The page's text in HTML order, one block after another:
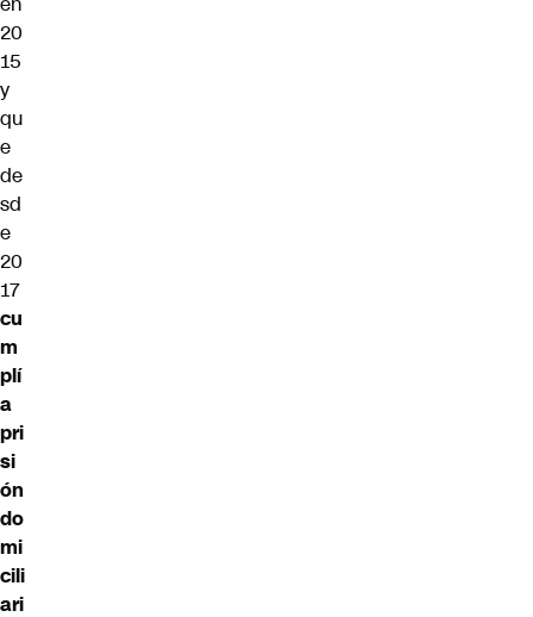
20
15
y
qu
e
de
sd
e
20
17
cu
m
plí
a
pri
si
ón
do
mi
cili
ari